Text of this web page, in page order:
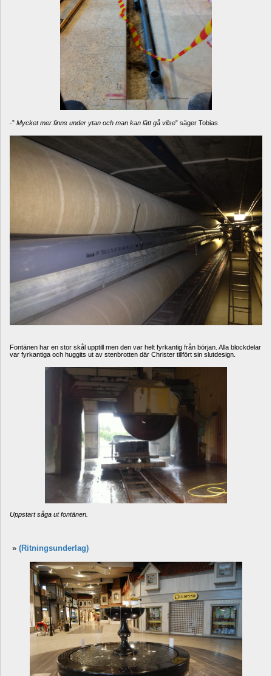
-” Mycket mer finns under ytan och man kan lätt gå vilse” säger Tobias
Fontänen har en stor skål upptill men den var helt fyrkantig från början. Alla blockdelar
var fyrkantiga och huggits ut av stenbrotten där Christer tillfört sin slutdesign.
Uppstart såga ut fontänen.
» (Ritningsunderlag)